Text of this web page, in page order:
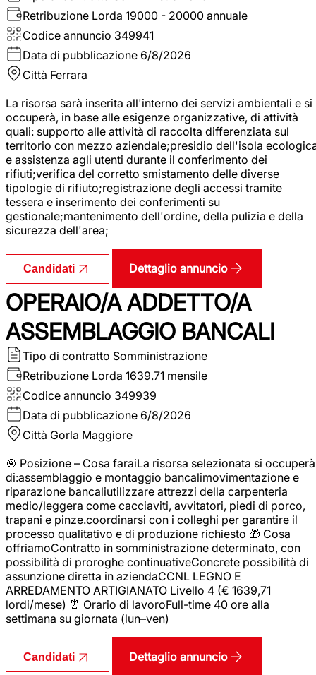
Retribuzione Lorda 19000 - 20000 annuale
Codice annuncio 349941
Data di pubblicazione 6/8/2026
Città Ferrara
La risorsa sarà inserita all'interno dei servizi ambientali e si
occuperà, in base alle esigenze organizzative, di attività
quali: supporto alle attività di raccolta differenziata sul
territorio con mezzo aziendale;presidio dell'isola
e assistenza agli utenti durante il conferimento dei
rifiuti;verifica del corretto smistamento delle diverse
tipologie di rifiuto;registrazione degli accessi tramite
tessera e inserimento dei conferimenti su
gestionale;mantenimento dell'ordine, della pulizia e della
sicurezza dell'area;
Candidati Dettaglio annuncio
OPERAIO/A ADDETTO/A
ASSEMBLAGGIO BANCALI
Tipo di contratto Somministrazione
Retribuzione Lorda 1639.71 mensile
Codice annuncio 349939
Data di pubblicazione 6/8/2026
Città Gorla Maggiore
🎯 Posizione – Cosa faraiLa risorsa selezionata si occuperà
di:assemblaggio e montaggio bancalimovimentazione e
riparazione bancaliutilizzare attrezzi della carpenteria
medio/leggera come cacciaviti, avvitatori, piedi di porco,
trapani e pinze.coordinarsi con i colleghi per garantire il
processo qualitativo e di produzione richiesto 🎁 Cosa
offriamoContratto in somministrazione determinato, con
possibilità di proroghe continuativeConcrete possibilità di
assunzione diretta in aziendaCCNL LEGNO E
ARREDAMENTO ARTIGIANATO Livello 4 (€ 1639,71
lordi/mese) ⏰ Orario di lavoroFull-time 40 ore alla
settimana su giornata (lun–ven)
Candidati Dettaglio annuncio